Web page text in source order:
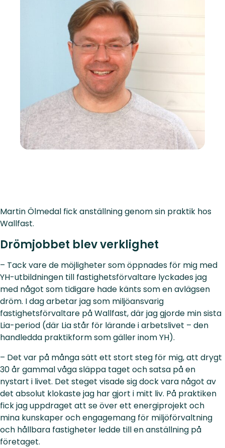
Martin Ölmedal fick anställning genom sin praktik hos
Wallfast.
Drömjobbet blev verklighet
– Tack vare de möjligheter som öppnades för mig med
YH-utbildningen till fastighetsförvaltare lyckades jag
med något som tidigare hade känts som en avlägsen
dröm. I dag arbetar jag som miljöansvarig
fastighetsförvaltare på Wallfast, där jag gjorde min sista
Lia-period (där Lia står för lärande i arbetslivet – den
handledda praktikform som gäller inom YH).
– Det var på många sätt ett stort steg för mig, att drygt
30 år gammal våga släppa taget och satsa på en
nystart i livet. Det steget visade sig dock vara något av
det absolut klokaste jag har gjort i mitt liv. På praktiken
fick jag uppdraget att se över ett energiprojekt och
mina kunskaper och engagemang för miljöförvaltning
och hållbara fastigheter ledde till en anställning på
företaget.